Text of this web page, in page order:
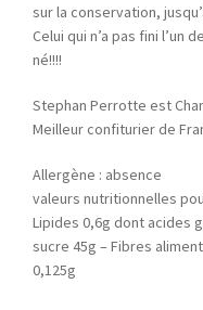
sur la conservation,
Celui qui n’a pas fini l’un
né!!!!
Stephan Perrotte est
Meilleur confiturier de
Allergène : absence
valeurs nutritionnelles
Lipides 0,6g dont acides
sucre 45g – Fibres
0,125g